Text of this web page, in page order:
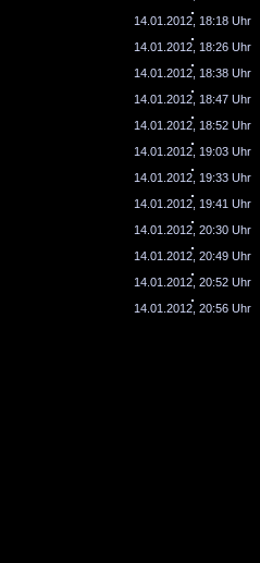
14.01.2012, 18:18 Uhr
14.01.2012, 18:26 Uhr
14.01.2012, 18:38 Uhr
14.01.2012, 18:47 Uhr
14.01.2012, 18:52 Uhr
14.01.2012, 19:03 Uhr
14.01.2012, 19:33 Uhr
14.01.2012, 19:41 Uhr
14.01.2012, 20:30 Uhr
14.01.2012, 20:49 Uhr
14.01.2012, 20:52 Uhr
14.01.2012, 20:56 Uhr